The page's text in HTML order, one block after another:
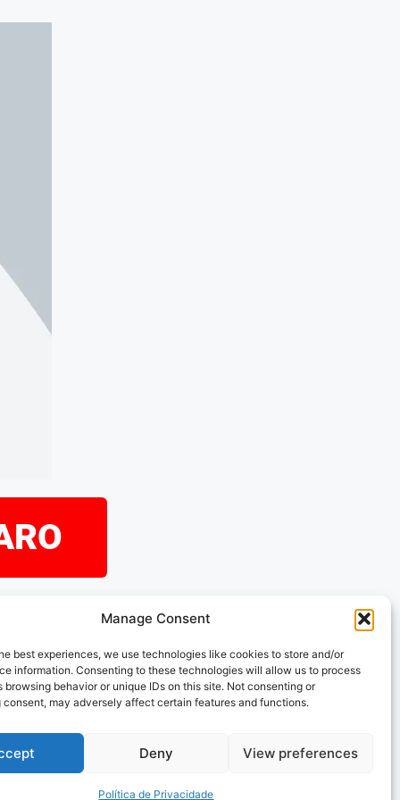
Manage Consent
best experiences, we use technologies like cookies to store and/or
information. Consenting to these technologies will allow us to process
browsing behavior or unique IDs on this site. Not consenting or
may adversely affect certain features and functions.
Deny View preferences
Política de Privacidade
que tenha